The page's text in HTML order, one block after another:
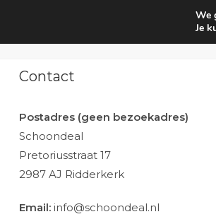
Huishouden
Contact
Postadres (geen bezoekadres)
Schoondeal
Pretoriusstraat 17
2987 AJ Ridderkerk
Email:info@schoondeal.nl
We
Je